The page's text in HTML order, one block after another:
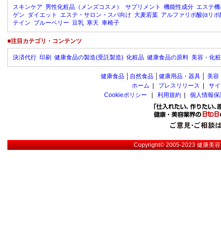
スキンケア 男性化粧品（メンズコスメ） サプリメント 機能性成分 エステ
ゲン ダイエット エステ・サロン・スパ向け 大麦若葉 アルファリポ酸(αリポ
テイン ブルーベリー 豆乳 寒天 車椅子
■注目カテゴリ・コンテンツ
決済代行 印刷 健康食品の製造(受託製造) 化粧品 健康食品の原料 美容・化
健康食品 自然食品 健康用品・器具 美容
ホーム
プレスリリース
サ
Cookieポリシー
利用規約 個人情報
Copyright© 2005-2023健康美